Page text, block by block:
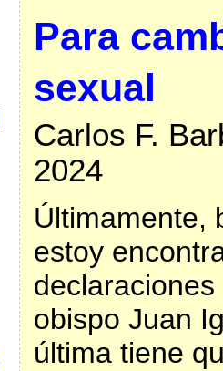
Para
sexual
Carlos F.
2024
Últimamente,
estoy
obispo Juan
última tiene